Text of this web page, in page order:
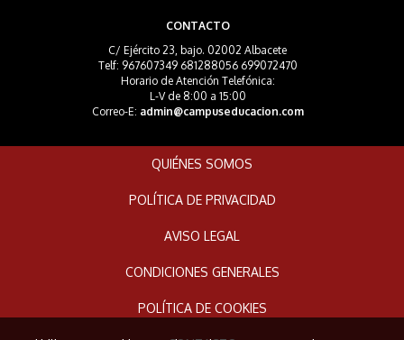
CONTACTO
C/ Ejército 23, bajo. 02002 Albacete
Telf: 967607349 681288056 699072470
Horario de Atención Telefónica:
L-V de 8:00 a 15:00
Correo-E: admin@campuseducacion.com
QUIÉNES SOMOS
POLÍTICA DE PRIVACIDAD
AVISO LEGAL
CONDICIONES GENERALES
POLÍTICA DE COOKIES